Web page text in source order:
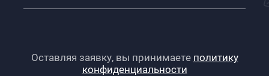
Оставляя заявку, вы принимаете политику
конфиденциальности